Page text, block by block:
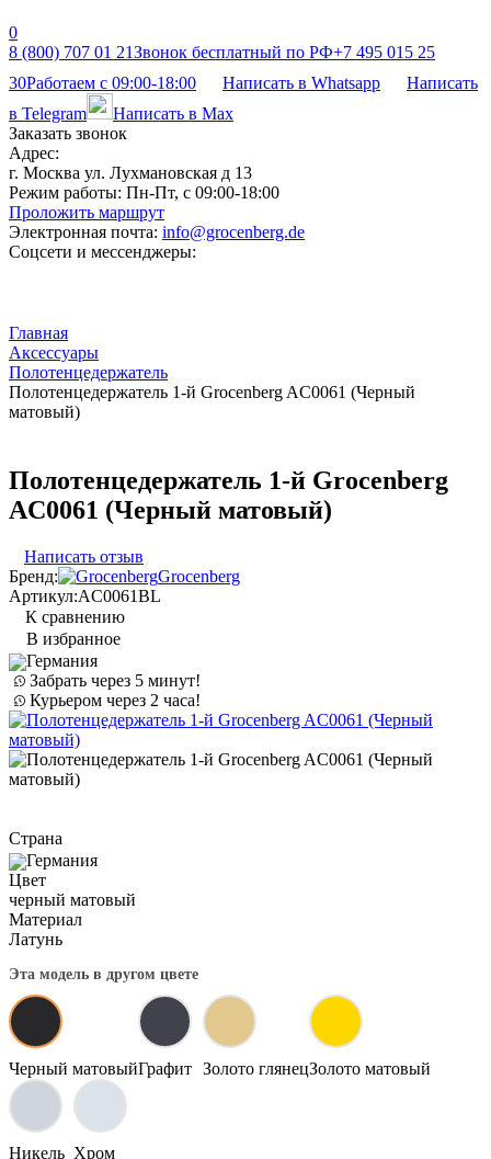
0
8 (800) 707 01 21Звонок бесплатный по РФ+7 495 015 25
30Работаем с 09:00-18:00 Написать в Whatsapp
Написать
в Telegram
Написать в Max
Заказать звонок
Адрес:
г. Москва ул. Лухмановская д 13
Режим работы: Пн-Пт, с 09:00-18:00
Проложить маршрут
Электронная почта: info@grocenberg.de
Соцсети и мессенджеры:
Главная
Аксессуары
Полотенцедержатель
Полотенцедержатель 1-й Grocenberg AC0061 (Черный
матовый)
Полотенцедержатель 1-й Grocenberg
AC0061 (Черный матовый)
Написать отзыв
Бренд:
Grocenberg
Артикул:AC0061BL
К сравнению
В избранное
Германия
Забрать через 5 минут!
Курьером через 2 часа!
Страна
Германия
Цвет
черный матовый
Материал
Латунь
Эта модель в другом цвете
Черный матовыйГрафит Золото глянецЗолото матовый
Никель Хром